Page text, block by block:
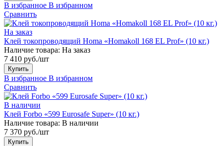
В избранное В избранном
Сравнить
На заказ
Клей токопроводящий Homa «Homakoll 168 EL Prof» (10 кг.)
Наличие товара: На заказ
7 410 руб./шт
Купить
В избранное В избранном
Сравнить
В наличии
Клей Forbo «599 Eurosafe Super» (10 кг.)
Наличие товара: В наличии
7 370 руб./шт
Купить